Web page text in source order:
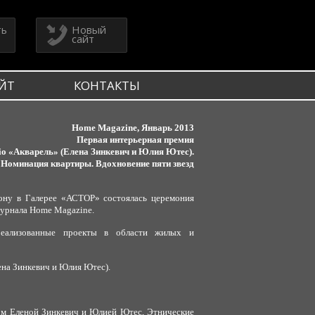
Новый
сайт
КОНТАКТЫ
Home Magazine, Январь 2013
Первая интерьерная премия
«Акварель» (Елена Зинкевич и Юлия Ютес).
Номинация квартиры. Вдохновение пяти звезд
в Галерее «АСТОР» состоялась церемония
Home Magazine.
проекты в области жилых и
Зинкевич и Юлия Ютес).
Еленой Зинкевич и Юлией Ютес, Этнические